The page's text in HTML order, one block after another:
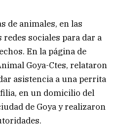
de animales, en las
sociales para dar a
En la página de
Goya-Ctes, relataron
asistencia a una perrita
en un domicilio del
de Goya y realizaron